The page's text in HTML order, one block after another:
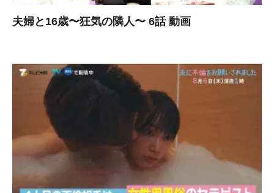
夫婦と16歳〜狂気の隣人〜 6話 動画